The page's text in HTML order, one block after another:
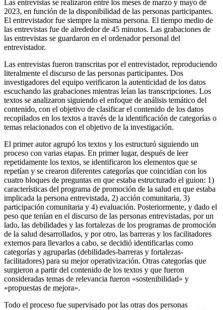
Las entrevistas se realizaron entre los meses de marzo y mayo de
2023, en función de la disponibilidad de las personas participantes.
El entrevistador fue siempre la misma persona. El tiempo medio de
las entrevistas fue de alrededor de 45 minutos. Las grabaciones de
las entrevistas se guardaron en el ordenador personal del
entrevistador.
Las entrevistas fueron transcritas por el entrevistador, reproduciendo
literalmente el discurso de las personas participantes. Dos
investigadores del equipo verificaron la autenticidad de los datos
escuchando las grabaciones mientras leían las transcripciones. Los
textos se analizaron siguiendo el enfoque de análisis temático del
contenido, con el objetivo de clasificar el contenido de los datos
recopilados en los textos a través de la identificación de categorías o
temas relacionados con el objetivo de la investigación.
El primer autor agrupó los textos y los estructuró siguiendo un
proceso con varias etapas. En primer lugar, después de leer
repetidamente los textos, se identificaron los elementos que se
repetían y se crearon diferentes categorías que coincidían con los
cuatro bloques de preguntas en que estaba estructurado el guion: 1)
características del programa de promoción de la salud en que estaba
implicada la persona entrevistada, 2) acción comunitaria, 3)
participación comunitaria y 4) evaluación. Posteriormente, y dado el
peso que tenían en el discurso de las personas entrevistadas, por un
lado, las debilidades y las fortalezas de los programas de promoción
de la salud desarrollados, y por otro, las barreras y los facilitadores
externos para llevarlos a cabo, se decidió identificarlas como
categorías y agruparlas (debilidades-barreras y fortalezas-
facilitadores) para su mejor operativización. Otras categorías que
surgieron a partir del contenido de los textos y que fueron
consideradas temas de relevancia fueron «sostenibilidad» y
«propuestas de mejora».
Todo el proceso fue supervisado por las otras dos personas